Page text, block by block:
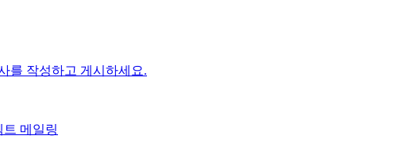
를 작성하고 게시하세요.
트 메일링